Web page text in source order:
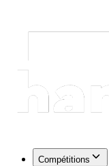
Compétitions